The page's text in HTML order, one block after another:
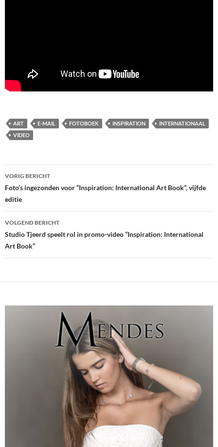
ART E-MAIL FOTOBOEK INSPIRATION
INTERNATIONAAL
VIDEO
Bericht
navigatie
VORIG BERICHT
Foto’s ingezonden voor “Inspiration: International Art Book”, vijfde
editie
VOLGEND BERICHT
Studio Tjeerd speelt rol in promo-video “Inspiration: International
Art Book”